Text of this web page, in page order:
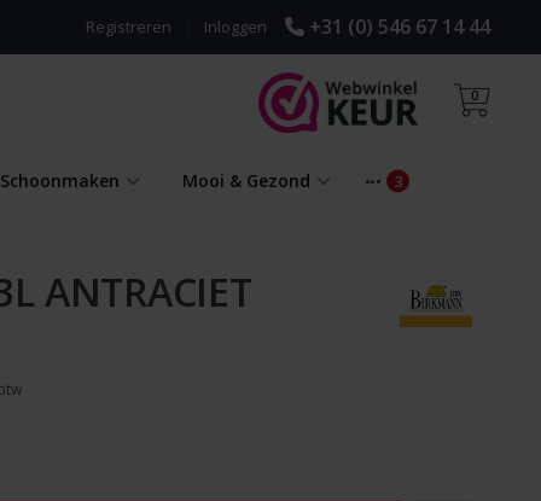
+31 (0) 546 67 14 44
Inloggen
Registreren
0
Mooi & Gezond
ANTRACIET